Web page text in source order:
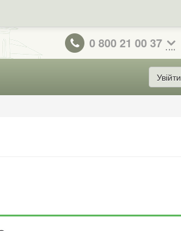
0 800 21 00 37
Увійти